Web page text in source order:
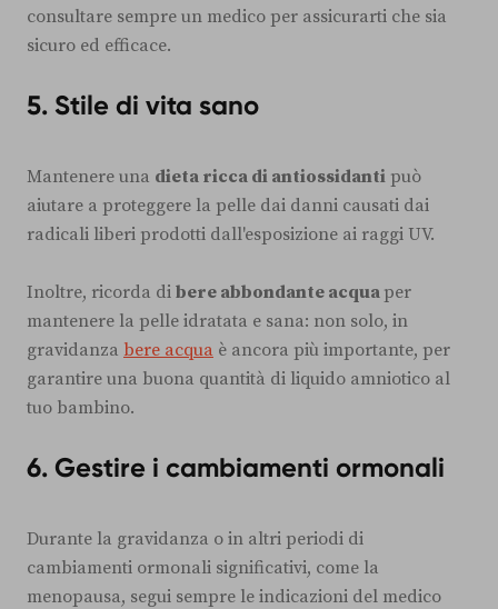
consultare sempre un medico per assicurarti che sia
sicuro ed efficace.
5. Stile di vita sano
Mantenere una dieta ricca di antiossidanti può
aiutare a proteggere la pelle dai danni causati dai
radicali liberi prodotti dall'esposizione ai raggi UV.
Inoltre, ricorda di bere abbondante acqua per
mantenere la pelle idratata e sana: non solo, in
gravidanza bere acqua è ancora più importante, per
garantire una buona quantità di liquido amniotico al
tuo bambino.
6. Gestire i cambiamenti ormonali
Durante la gravidanza o in altri periodi di
cambiamenti ormonali significativi, come la
menopausa, segui sempre le indicazioni del medico